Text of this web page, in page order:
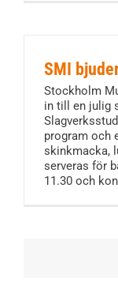
SMI
Stockholm
in till en julig
program och
skinkmacka,
serveras för
11.30 och